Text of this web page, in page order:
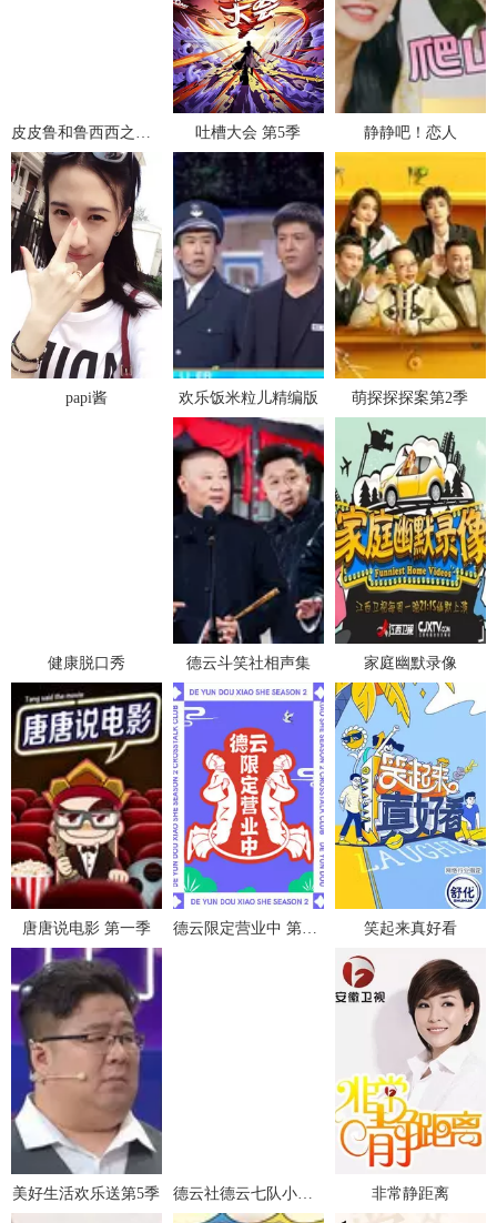
吐槽大会 第5季 静静吧！恋人
papi酱 欢乐饭米粒儿精编版 萌探探探案第2季
健康脱口秀 德云斗笑社相声集 家庭幽默录像
唐唐说电影 第一季 德云限定营业中 第2季 笑起来真好看
美好生活欢乐送第5季 德云社德云七队小园子新街口站 2022 非常静距离